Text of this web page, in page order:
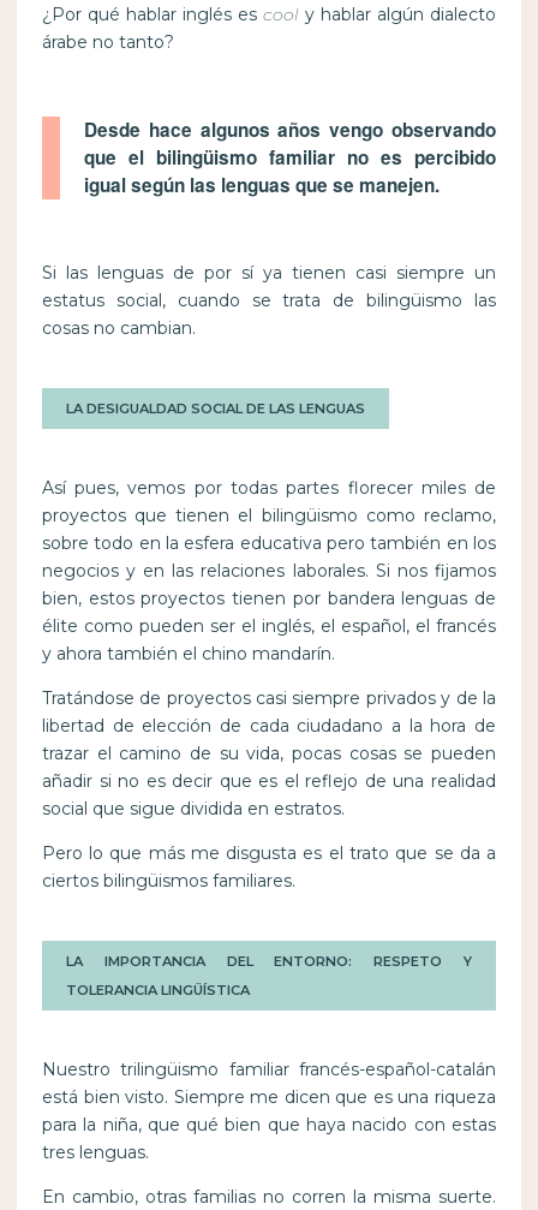
¿Por qué hablar inglés es cool y hablar algún dialecto
árabe no tanto?
Desde hace algunos años vengo observando
que el bilingüismo familiar no es percibido
igual según las lenguas que se manejen.
Si las lenguas de por sí ya tienen casi siempre un
estatus social, cuando se trata de bilingüismo las
cosas no cambian.
LA DESIGUALDAD SOCIAL DE LAS LENGUAS
Así pues, vemos por todas partes florecer miles de
proyectos que tienen el bilingüismo como reclamo,
sobre todo en la esfera educativa pero también en los
negocios y en las relaciones laborales. Si nos fijamos
bien, estos proyectos tienen por bandera lenguas de
élite como pueden ser el inglés, el español, el francés
y ahora también el chino mandarín.
Tratándose de proyectos casi siempre privados y de la
libertad de elección de cada ciudadano a la hora de
trazar el camino de su vida, pocas cosas se pueden
añadir si no es decir que es el reflejo de una realidad
social que sigue dividida en estratos.
Pero lo que más me disgusta es el trato que se da a
ciertos bilingüismos familiares.
LA IMPORTANCIA DEL ENTORNO: RESPETO Y
TOLERANCIA LINGÜÍSTICA
Nuestro trilingüismo familiar francés-español-catalán
está bien visto. Siempre me dicen que es una riqueza
para la niña, que qué bien que haya nacido con estas
tres lenguas.
En cambio, otras familias no corren la misma suerte.